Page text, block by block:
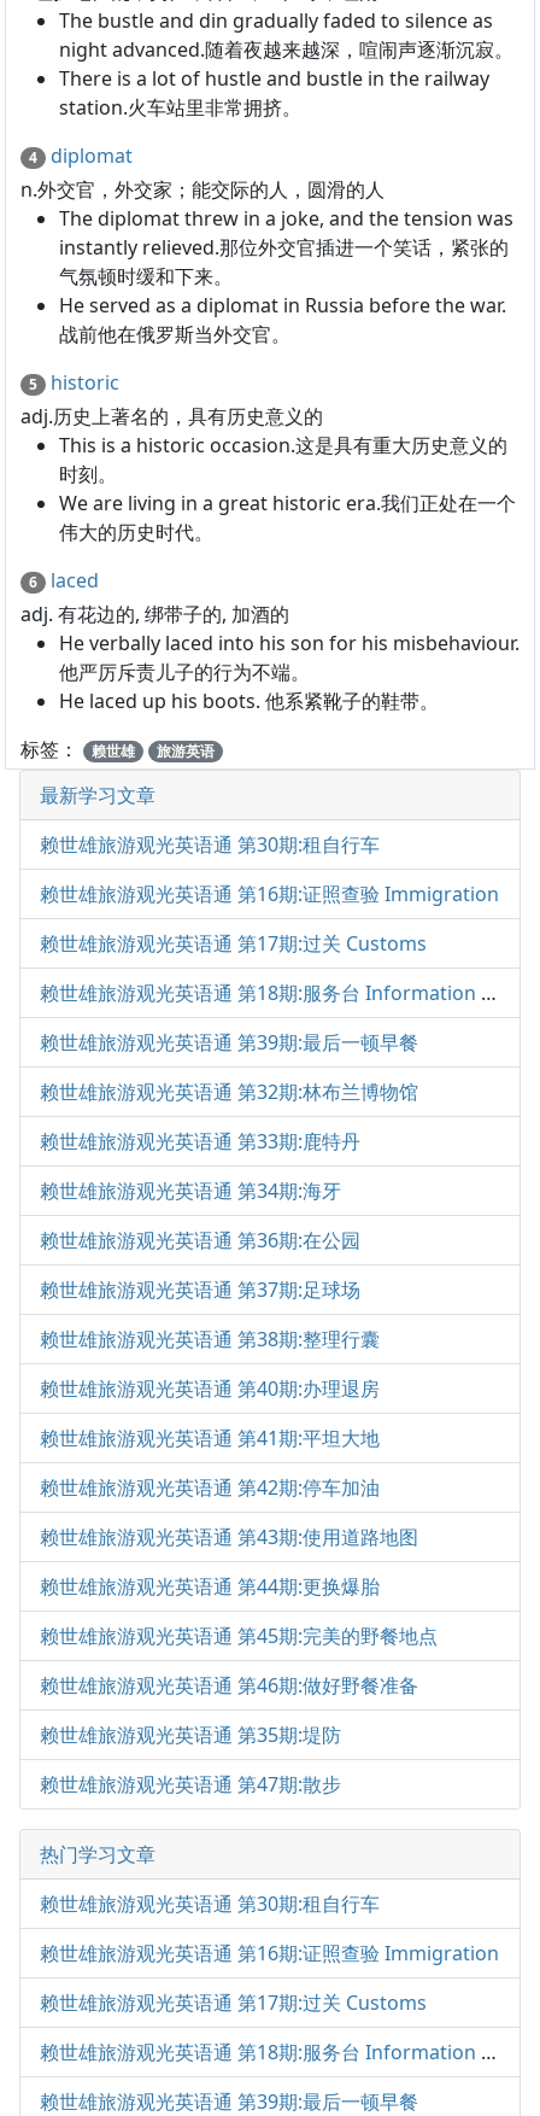
The bustle and din gradually faded to silence as
night advanced.随着夜越来越深，喧闹声逐渐沉寂。
There is a lot of hustle and bustle in the railway
station.火车站里非常拥挤。
4
diplomat
n.外交官，外交家；能交际的人，圆滑的人
The diplomat threw in a joke, and the tension was
instantly relieved.那位外交官插进一个笑话，紧张的
气氛顿时缓和下来。
He served as a diplomat in Russia before the war.
战前他在俄罗斯当外交官。
5
historic
adj.历史上著名的，具有历史意义的
This is a historic occasion.这是具有重大历史意义的
时刻。
We are living in a great historic era.我们正处在一个
伟大的历史时代。
6
laced
adj. 有花边的, 绑带子的, 加酒的
He verbally laced into his son for his misbehaviour.
他严厉斥责儿子的行为不端。
He laced up his boots. 他系紧靴子的鞋带。
标签：
赖世雄 旅游英语
最新学习文章
赖世雄旅游观光英语通 第30期:租自行车
赖世雄旅游观光英语通 第16期:证照查验 Immigration
赖世雄旅游观光英语通 第17期:过关 Customs
赖世雄旅游观光英语通 第18期:服务台 Information Desk
赖世雄旅游观光英语通 第39期:最后一顿早餐
赖世雄旅游观光英语通 第32期:林布兰博物馆
赖世雄旅游观光英语通 第33期:鹿特丹
赖世雄旅游观光英语通 第34期:海牙
赖世雄旅游观光英语通 第36期:在公园
赖世雄旅游观光英语通 第37期:足球场
赖世雄旅游观光英语通 第38期:整理行囊
赖世雄旅游观光英语通 第40期:办理退房
赖世雄旅游观光英语通 第41期:平坦大地
赖世雄旅游观光英语通 第42期:停车加油
赖世雄旅游观光英语通 第43期:使用道路地图
赖世雄旅游观光英语通 第44期:更换爆胎
赖世雄旅游观光英语通 第45期:完美的野餐地点
赖世雄旅游观光英语通 第46期:做好野餐准备
赖世雄旅游观光英语通 第35期:堤防
赖世雄旅游观光英语通 第47期:散步
热门学习文章
赖世雄旅游观光英语通 第30期:租自行车
赖世雄旅游观光英语通 第16期:证照查验 Immigration
赖世雄旅游观光英语通 第17期:过关 Customs
赖世雄旅游观光英语通 第18期:服务台 Information Desk
赖世雄旅游观光英语通 第39期:最后一顿早餐